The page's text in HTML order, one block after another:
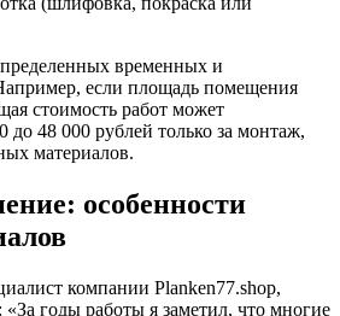
временных и
если площадь помещения
стоимость работ может
до 48 000 рублей только за монтаж,
материалов.
особенности
компании Planken77.shop,
годы работы я заметил, что многие